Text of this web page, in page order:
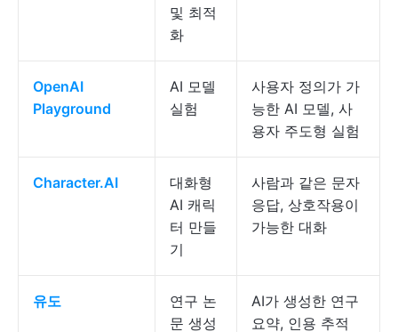
및 최적
화
OpenAI
Playground
AI 모델
실험
사용자 정의가 가
능한 AI 모델, 사
용자 주도형 실험
Character.AI
대화형
AI 캐릭
터 만들
기
사람과 같은 문자
응답, 상호작용이
가능한 대화
유도
연구 논
문 생성
AI가 생성한 연구
요약, 인용 추적